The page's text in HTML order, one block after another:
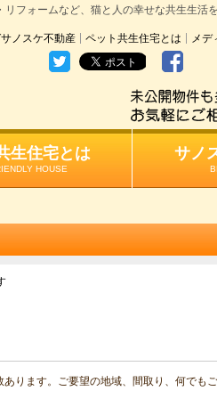
フォームなど、猫と人の幸せな共生生活
ノスケ不動産 ペット共生住宅とは メデ
生住宅とは
HOUSE
サノ
あります。ご要望の地域、間取り、何でも